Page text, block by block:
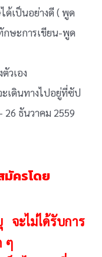
ด้เป็นอย่างดี ( พูด
ษะการเขียน-พูด
วเอง
เดินทางไปอยู่ที่ซัป
26 ธันวาคม 2559
ครโดย
ะไม่ได้รับการ
ๆ